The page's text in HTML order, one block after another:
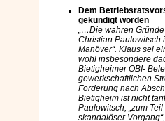
Dem
gekündigt worden
„…Die wahren
Christian Paulowitsch
Manöver“. Klaus sei
wohl insbesondere
Bietigheimer OBI-
gewerkschaftlichen
Forderung nach
Bietigheim ist nicht
Paulowitsch, „zum
skandalöser